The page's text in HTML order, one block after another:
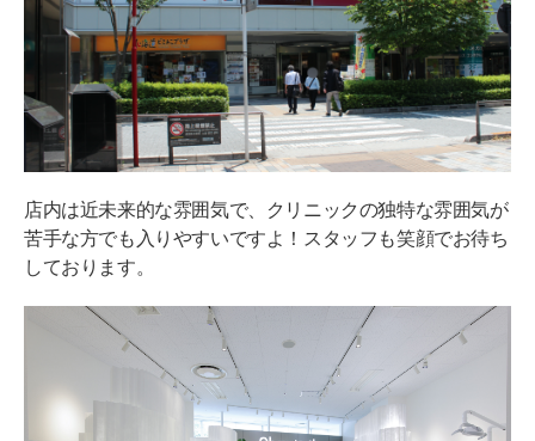
店内は近未来的な雰囲気で、クリニックの独特な雰囲気が
苦手な方でも入りやすいですよ！スタッフも笑顔でお待ち
しております。